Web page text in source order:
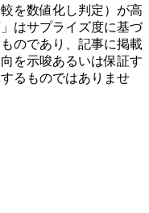
を数値化し判定）が高
はサプライズ度に基づ
のであり、記事に掲載
を示唆あるいは保証す
るものではありませ